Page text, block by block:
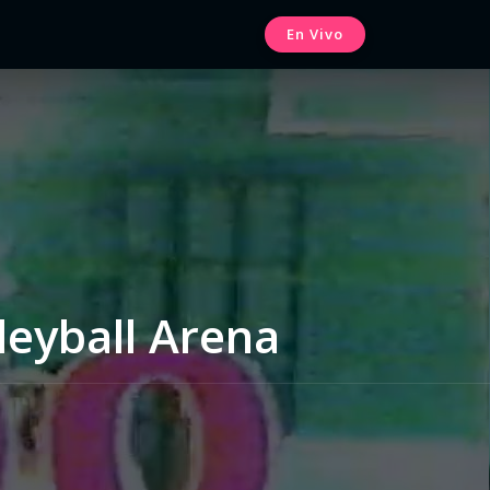
En Vivo
Arena